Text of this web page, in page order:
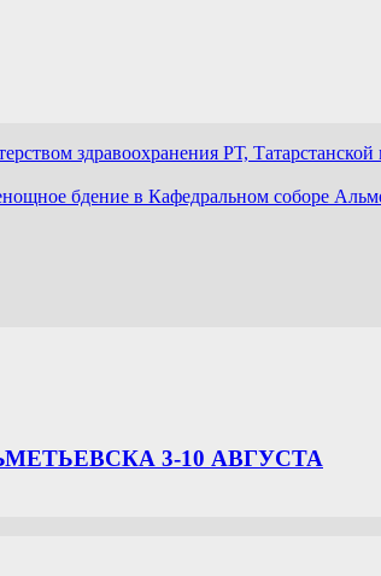
здравоохранения РТ,
бдение в Кафедральном соборе
3-10 АВГУСТА